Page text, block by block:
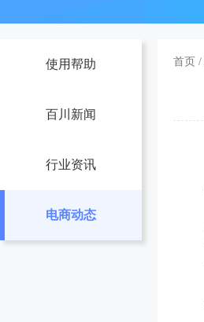
使用帮助
百川新闻
行业资讯
电商动态
首页 /